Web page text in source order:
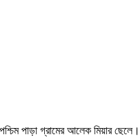
পাড়া গ্রামের আলেক মিয়ার ছেলে।